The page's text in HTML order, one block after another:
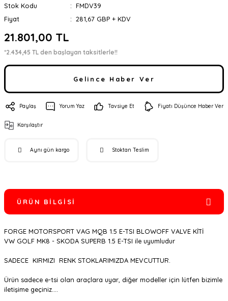
Stok Kodu
FMDV39
Fiyat
281,67 GBP + KDV
21.801,00 TL
*2.434,45 TL den başlayan taksitlerle!!
Gelince Haber Ver
Paylaş Yorum Yaz Tavsiye Et Fiyatı Düşünce Haber Ver
Karşılaştır
Aynı gün kargo Stoktan Teslim
ÜRÜN BILGISI
FORGE MOTORSPORT VAG MQB 1.5 E-TSI BLOWOFF VALVE KİTİ
VW GOLF MK8 - SKODA SUPERB 1.5 E-TSI ile uyumludur
SADECE KIRMIZI RENK STOKLARIMIZDA MEVCUTTUR.
Ürün sadece e-tsi olan araçlara uyar, diğer modeller için lütfen bizimle
iletişime geçiniz....